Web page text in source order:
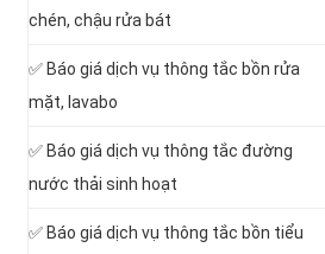
chén, chậu rửa bát
✅ Báo giá dịch vụ thông tắc bồn rửa
mặt, lavabo
‎✅ Báo giá dịch vụ thông tắc đường
nước thải sinh hoạt
✅ Báo giá dịch vụ thông tắc bồn tiểu